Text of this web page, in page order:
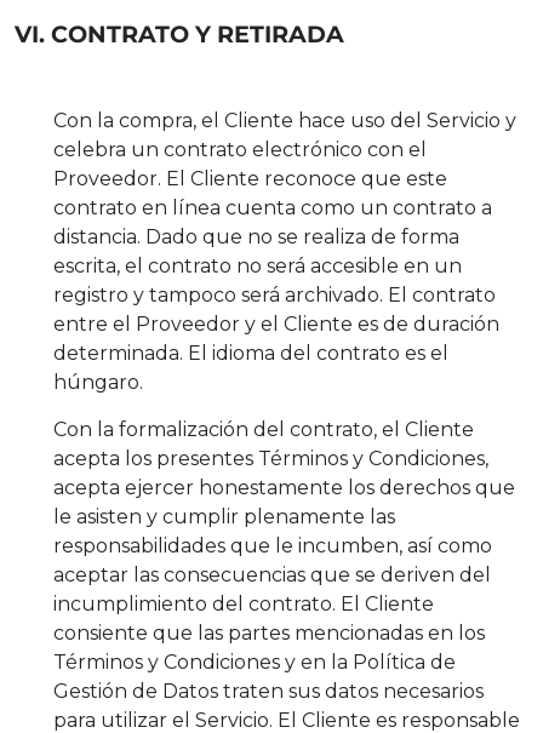
VI. CONTRATO Y RETIRADA
Con la compra, el Cliente hace uso del Servicio y
celebra un contrato electrónico con el
Proveedor. El Cliente reconoce que este
contrato en línea cuenta como un contrato a
distancia. Dado que no se realiza de forma
escrita, el contrato no será accesible en un
registro y tampoco será archivado. El contrato
entre el Proveedor y el Cliente es de duración
determinada. El idioma del contrato es el
húngaro.
Con la formalización del contrato, el Cliente
acepta los presentes Términos y Condiciones,
acepta ejercer honestamente los derechos que
le asisten y cumplir plenamente las
responsabilidades que le incumben, así como
aceptar las consecuencias que se deriven del
incumplimiento del contrato. El Cliente
consiente que las partes mencionadas en los
Términos y Condiciones y en la Política de
Gestión de Datos traten sus datos necesarios
para utilizar el Servicio. El Cliente es responsable